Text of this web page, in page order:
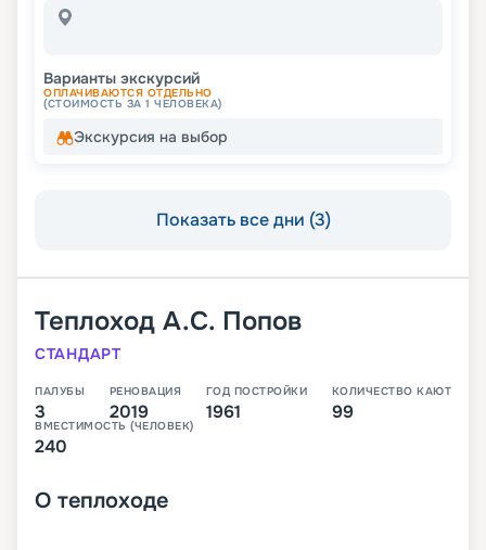
Варианты экскурсий
ОПЛАЧИВАЮТСЯ ОТДЕЛЬНО
(СТОИМОСТЬ ЗА 1 ЧЕЛОВЕКА)
Экскурсия на выбор
Показать все дни (3)
Теплоход А.С. Попов
СТАНДАРТ
ПАЛУБЫ
3
РЕНОВАЦИЯ
2019
ГОД ПОСТРОЙКИ
1961
КОЛИЧЕСТВО КАЮТ
99
ВМЕСТИМОСТЬ (ЧЕЛОВЕК)
240
О теплоходе